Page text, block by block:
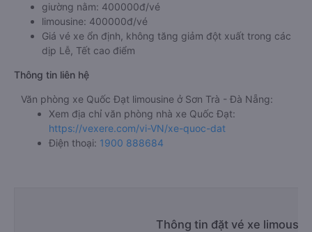
giường nằm: 400000đ/vé
limousine: 400000đ/vé
Giá vé xe ổn định, không tăng giảm đột xuất trong các
dịp Lễ, Tết cao điểm
Thông tin liên hệ
Văn phòng xe Quốc Đạt limousine ở Sơn Trà - Đà Nẵng:
Xem địa chỉ văn phòng nhà xe Quốc Đạt:
https://vexere.com/vi-VN/xe-quoc-dat
Điện thoại: 1900 888684
Thông tin đặt vé xe